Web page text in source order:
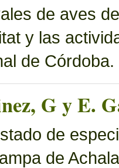
de aves
y las
de
G y E.
de
de Achala